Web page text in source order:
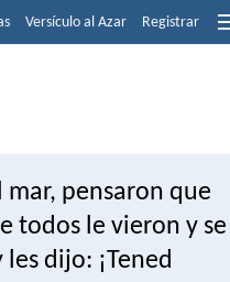
Versículo al Azar Registrar
pensaron que
todos le vieron y se
dijo: ¡Tened